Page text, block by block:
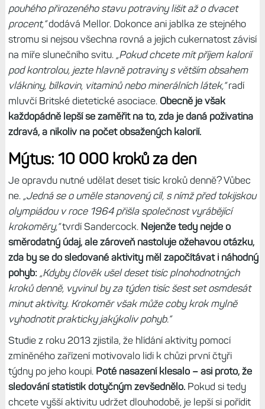
pouhého přirozeného stavu potraviny lišit až o dvacet
procent,“dodává Mellor. Dokonce ani jablka ze stejného
stromu si nejsou všechna rovná a jejich cukernatost závisí
na míře slunečního svitu. „Pokud chcete mít příjem kalorií
pod kontrolou, jezte hlavně potraviny s větším obsahem
vlákniny, bílkovin, vitaminů nebo minerálních látek,“radí
mluvčí Britské dietetické asociace. Obecně je však
každopádně lepší se zaměřit na to, zda je daná poživatina
zdravá, a nikoliv na počet obsažených kalorií.
Mýtus: 10 000 kroků za den
Je opravdu nutné udělat deset tisíc kroků denně? Vůbec
ne. „Jedná se o uměle stanovený cíl, s nímž před tokijskou
olympiádou v roce 1964 přišla společnost vyrábějící
krokoměry,“tvrdí Sandercock. Nejenže tedy nejde o
směrodatný údaj, ale zároveň nastoluje ožehavou otázku,
zda by se do sledované aktivity měl započítávat i náhodný
pohyb: „Kdyby člověk ušel deset tisíc plnohodnotných
kroků denně, vyvinul by za týden tisíc šest set osmdesát
minut aktivity. Krokoměr však může coby krok mylně
vyhodnotit prakticky jakýkoliv pohyb.“
Studie z roku 2013 zjistila, že hlídání aktivity pomocí
zmíněného zařízení motivovalo lidi k chůzi první čtyři
týdny po jeho koupi. Poté nasazení klesalo – asi proto, že
sledování statistik dotyčným zevšednělo.Pokud si tedy
chcete vyšší aktivitu udržet dlouhodobě, je lepší si pořídit